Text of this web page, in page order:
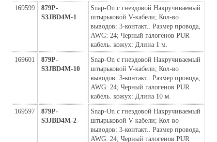
169599
879P-
S3JBD4M-1
Snap-On с гнездовой Накручиваемый
штырьковой V-кабели; Кол-во
выводов: 3-контакт.. Размер провода,
AWG: 24; Черный галогенов PUR
кабель. кожух: Длина 1 м.
169601
879P-
S3JBD4M-10
Snap-On с гнездовой Накручиваемый
штырьковой V-кабели; Кол-во
выводов: 3-контакт.. Размер провода,
AWG: 24; Черный галогенов PUR
кабель. кожух: Длина 10 м.
169597
879P-
S3JBD4M-2
Snap-On с гнездовой Накручиваемый
штырьковой V-кабели; Кол-во
выводов: 3-контакт.. Размер провода,
AWG: 24; Черный галогенов PUR